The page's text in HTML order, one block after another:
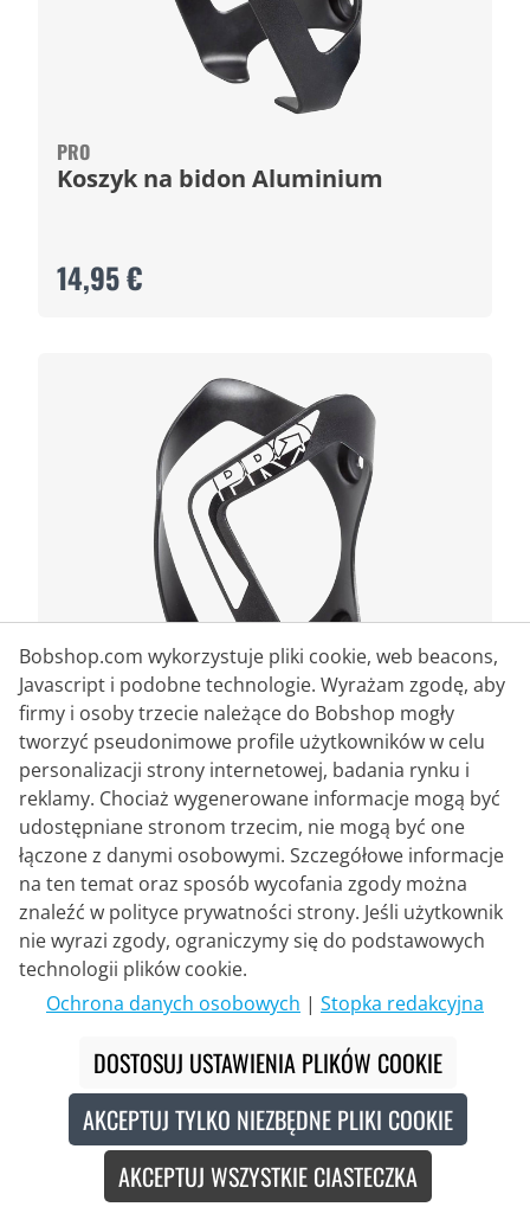
PRO
Koszyk na bidon Aluminium
14,95 €
PRO
Koszyk na bidon Aluminium
14,95 €
Bobshop.com wykorzystuje pliki cookie, web beacons,
Javascript i podobne technologie. Wyrażam zgodę, aby
firmy i osoby trzecie należące do Bobshop mogły
tworzyć pseudonimowe profile użytkowników w celu
personalizacji strony internetowej, badania rynku i
reklamy. Chociaż wygenerowane informacje mogą być
udostępniane stronom trzecim, nie mogą być one
łączone z danymi osobowymi. Szczegółowe informacje
na ten temat oraz sposób wycofania zgody można
znaleźć w polityce prywatności strony. Jeśli użytkownik
nie wyrazi zgody, ograniczymy się do podstawowych
technologii plików cookie.
Ochrona danych osobowych | Stopka redakcyjna
DOSTOSUJ USTAWIENIA PLIKÓW COOKIE
AKCEPTUJ TYLKO NIEZBĘDNE PLIKI COOKIE
AKCEPTUJ WSZYSTKIE CIASTECZKA